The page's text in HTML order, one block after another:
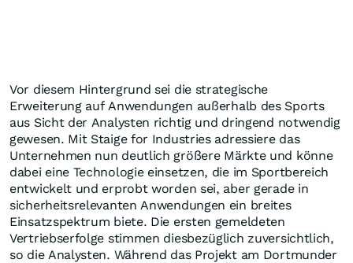
Vor diesem Hintergrund sei die strategische
Erweiterung auf Anwendungen außerhalb des Sports
aus Sicht der Analysten richtig und dringend notwendig
gewesen. Mit Staige for Industries adressiere das
Unternehmen nun deutlich größere Märkte und könne
dabei eine Technologie einsetzen, die im Sportbereich
entwickelt und erprobt worden sei, aber gerade in
sicherheitsrelevanten Anwendungen ein breites
Einsatzspektrum biete. Die ersten gemeldeten
Vertriebserfolge stimmen diesbezüglich zuversichtlich,
so die Analysten. Während das Projekt am Dortmunder